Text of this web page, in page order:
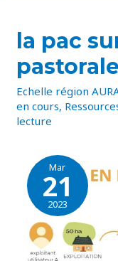
la pac
Echelle région
en cours,
lecture
Mar
21
2023
PAC
SUR
LES
SURFACES
COLLECTIVES